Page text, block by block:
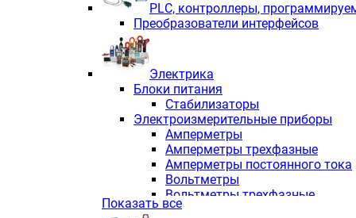
PLС, контроллеры,
Преобразователи интерфейсов
Электрика
Блоки питания
Стабилизаторы
Электроизмерительные приборы
Амперметры
Амперметры трехфазные
Амперметры постоянного тока
Вольтметры
Вольтметры трехфазные
Вольтметры постоянного тока
Показать все